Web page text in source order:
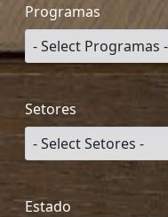
Programas
Setores
Estado